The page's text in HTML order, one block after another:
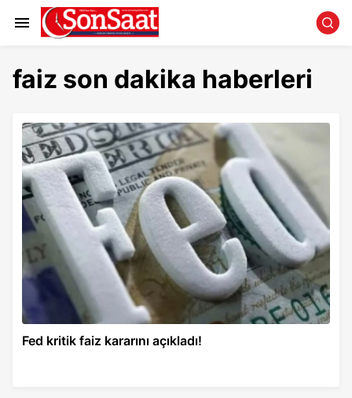
faiz son dakika haberleri
Fed kritik faiz kararını açıkladı!